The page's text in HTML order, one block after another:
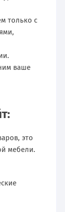
только с
ваше
это
мебели.